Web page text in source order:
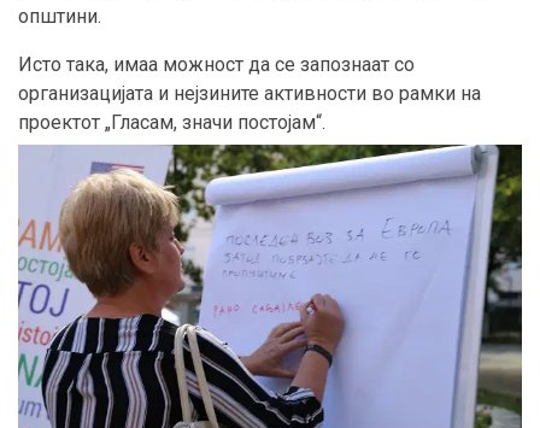
општини.
Исто така, имаа можност да се запознаат со
организацијата и нејзините активности во рамки на
проектот „Гласам, значи постојам“.